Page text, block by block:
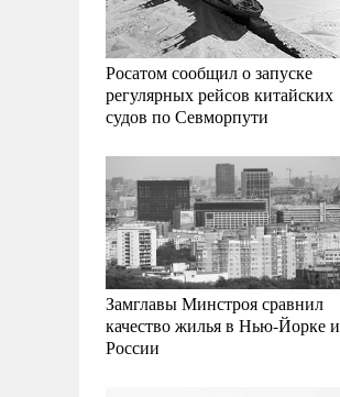
Росатом сообщил о запуске
регулярных рейсов китайских
судов по Севморпути
Замглавы Минстроя сравнил
качество жилья в Нью-Йорке и
России